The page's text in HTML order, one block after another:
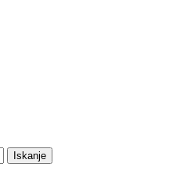
Iskanje